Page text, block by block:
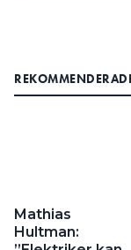
Mathias
Hultman: